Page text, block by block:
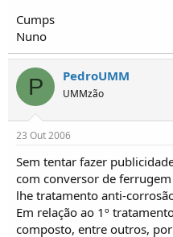
Cumps
Nuno
P PedroUMM
UMMzão
23 Out 2006
Sem tentar fazer
com conversor de
lhe tratamento anti-
Em relação ao 1º
composto, entre outros,